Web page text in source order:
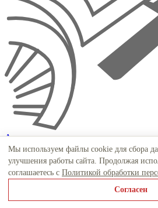
Автохимия
Мы используем файлы cookie для сбора
улучшения работы сайта. Продолжая
соглашаетесь с Политикой обработки
Согласен